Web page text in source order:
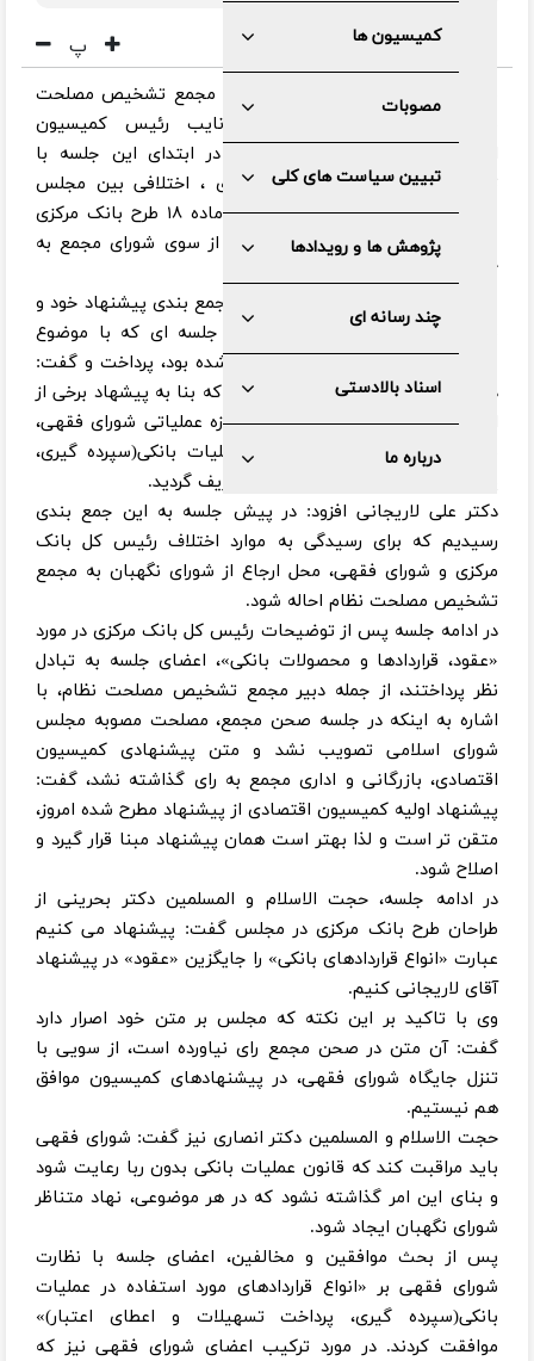
کمیسیون ها
مصوبات
تبیین سیاست های کلی
پژوهش ها و رویدادها
چند رسانه ای
اسناد بالادستی
درباره ما
پ
به گزارش مرکز رسانه و روابط عمومی مجمع تشخیص مصلحت
نظام، مهندس محمدرضا باهنر نایب رئیس کمیسیون
اقتصادی، بازرگانی و اداری مجمع، در ابتدای این جلسه با
تشریح روند بررسی طرح بانک مرکزی ، اختلافی بین مجلس
شورای اسلامی و شورای نگهبان، به ماده ۱۸ طرح بانک مرکزی
جمهوری اسلامی ایران اشاره کرد که از سوی شورای مجمع به
کمیسیون ارجاع گریده است.
سپس دکتر علی لاریجانی به تشریح جمع بندی پیشنهاد خود و
برخی از اعضای کمیسیون در پیش جلسه ای که با موضوع
«شورای فقهی بانک مرکزی» تشکیل شده بود، پرداخت و گفت:
در صدر ماده ۱۸، ایهامی وجود داشت که بنا به پیشهاد برخی از
اعضا، حذف و در بند چ این ماده، حوزه عملیاتی شورای فقهی،
نظارت بر عقود مورد استفاده در عملیات بانکی(سپرده گیری،
پرداخت تسهیلات و اعطای اعتبار) تعریف گردید.
دکتر علی لاریجانی افزود: در پیش جلسه به این جمع بندی
رسیدیم که برای رسیدگی به موارد اختلاف رئیس کل بانک
مرکزی و شورای فقهی، محل ارجاع از شورای نگهبان به مجمع
تشخیص مصلحت نظام احاله شود.
در ادامه جلسه پس از توضیحات رئیس کل بانک مرکزی در مورد
«عقود، قراردادها و محصولات بانکی»، اعضای جلسه به تبادل
نظر پرداختند، از جمله دبیر مجمع تشخیص مصلحت نظام، با
اشاره به اینکه در جلسه صحن مجمع، مصلحت مصوبه مجلس
شورای اسلامی تصویب نشد و متن پیشنهادی کمیسیون
اقتصادی، بازرگانی و اداری مجمع به رای گذاشته نشد، گفت:
پیشنهاد اولیه کمیسیون اقتصادی از پیشنهاد مطرح شده امروز،
متقن تر است و لذا بهتر است همان پیشنهاد مبنا قرار گیرد و
اصلاح شود.
در ادامه جلسه، حجت الاسلام و المسلمین دکتر بحرینی از
طراحان طرح بانک مرکزی در مجلس گفت: پیشنهاد می کنیم
عبارت «انواع قراردادهای بانکی» را جایگزین «عقود» در پیشنهاد
آقای لاریجانی کنیم.
وی با تاکید بر این نکته که مجلس بر متن خود اصرار دارد
گفت: آن متن در صحن مجمع رای نیاورده است، از سویی با
تنزل جایگاه شورای فقهی، در پیشنهادهای کمیسیون موافق
هم نیستیم.
حجت الاسلام و المسلمین دکتر انصاری نیز گفت: شورای فقهی
باید مراقبت کند که قانون عملیات بانکی بدون ربا رعایت شود
و بنای این امر گذاشته نشود که در هر موضوعی، نهاد متناظر
شورای نگهبان ایجاد شود.
پس از بحث موافقین و مخالفین، اعضای جلسه با نظارت
شورای فقهی بر «انواع قراردادهای مورد استفاده در عملیات
بانکی(سپرده گیری، پرداخت تسهیلات و اعطای اعتبار)»
موافقت کردند. در مورد ترکیب اعضای شورای فقهی نیز که